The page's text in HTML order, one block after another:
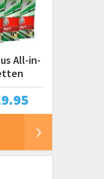
All-in-